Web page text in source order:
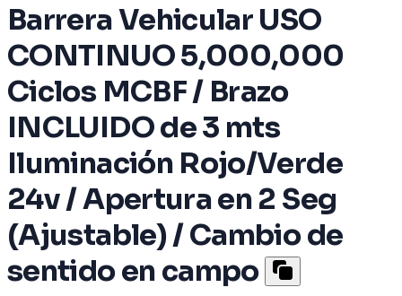
Barrera Vehicular USO
CONTINUO 5,000,000
Ciclos MCBF / Brazo
INCLUIDO de 3 mts
Iluminación Rojo/Verde
24v / Apertura en 2 Seg
(Ajustable) / Cambio de
sentido en campo